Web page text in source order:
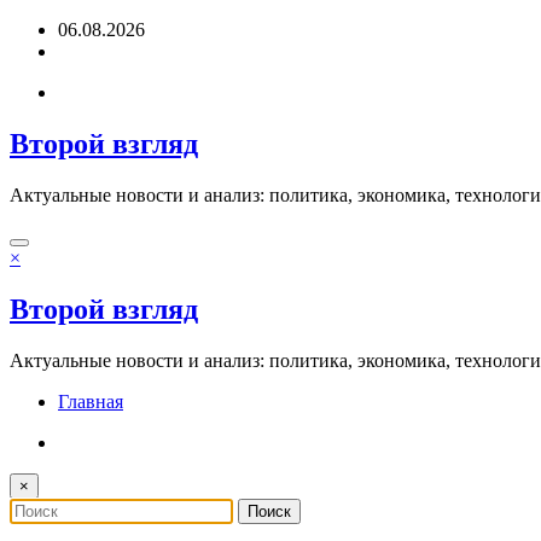
Перейти06.08.2026
Второй взгляд
Актуальные новости и анализ: политика, экономика,
×
Второй взгляд
Актуальные новости и анализ: политика, экономика,
Главная
×